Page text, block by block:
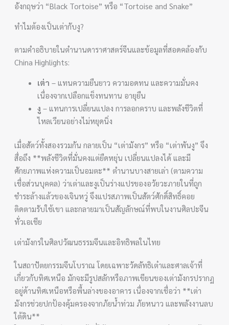
อังกฤษว่า “Black Tortoise” หรือ “Tortoise and Snake”
ทำไมต้องเป็นเต่ากับงู?
ตามคำอธิบายในตำนานดาราศาสตร์จีนและข้อมูลที่สอดคล้องกับ
China Highlights:
เต่า – แทนความยืนยาว ความอดทน และความมั่นคง
เนื่องจากเปลือกแข็งทนทาน อายุยืน
งู – แทนการเปลี่ยนแปลง การลอกคราบ และพลังชีวิตที่
ไหลเวียนอย่างไม่หยุดนิ่ง
เมื่อสัตว์ทั้งสองรวมกัน กลายเป็น “เต่ามังกร” หรือ “เต่าพันงู” จึง
สื่อถึง **พลังชีวิตที่มั่นคงแต่ยืดหยุ่น เปลี่ยนแปลงได้ และมี
ศักยภาพแห่งความเป็นอมตะ** ตำนานบางสายเล่า (ตามความ
เชื่อส่วนบุคคล) ว่าเต่าและงูเป็นร่างแปรของอวัยวะภายในที่ถูก
ชำระล้างแล้วของเจินหวู่ จึงแปรสภาพเป็นสัตว์ศักดิ์สิทธิ์คอย
ติดตามรับใช้เขา และกลายมาเป็นสัญลักษณ์ที่พบในงานศิลปะจีน
ทั่วเอเชีย
เต่ามังกรในศิลปวัฒนธรรมจีนและอิทธิพลในไทย
ในสถาปัตยกรรมจีนโบราณ โดยเฉพาะวัดลัทธิเต๋าและศาลเจ้าที่
เกี่ยวกับทิศเหนือ มักจะมีรูปสลักหรือภาพเขียนของเต่ามังกรปรากฏ
อยู่ด้านทิศเหนือหรือพื้นล่างของอาคาร เนื่องจากเชื่อว่า **เต่า
มังกรช่วยปกป้องคุ้มครองจากภัยน้ำท่วม ภัยหนาว และพลังงานลบ
ใต้ดิน**